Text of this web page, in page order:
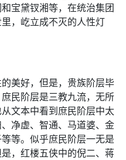
宝黛钗湘等，在统治集团
，屹立成不灭的人性灯
美好，但是，贵族阶层毕
民阶层是三教九流，无所
文本中看到庶民阶层中太
净虚、智通、马道婆、金
等。似乎庶民阶层一无是
，红楼五侠中的倪二、蒋